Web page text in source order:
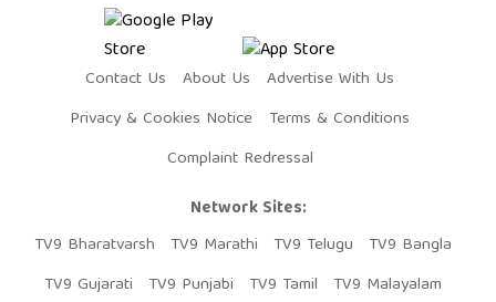
Contact Us About Us
Advertise With Us
Privacy & Cookies Notice
Terms & Conditions
Complaint Redressal
Network Sites:
TV9 Bharatvarsh
TV9 Marathi TV9 Telugu
TV9 Bangla
TV9 Gujarati
TV9 Punjabi TV9 Tamil
TV9 Malayalam